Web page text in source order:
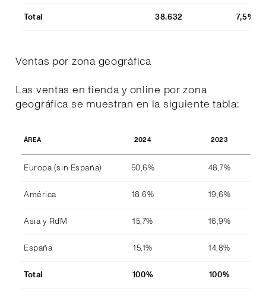
Total 38.632 7,5%
Ventas por zona geográfica
Las ventas en tienda y online por zona
geográfica se muestran en la siguiente tabla:
ÁREA 2024 2023
Europa (sin España) 50,6% 48,7%
América 18,6% 19,6%
Asia y RdM 15,7% 16,9%
España 15,1% 14,8%
Total 100% 100%